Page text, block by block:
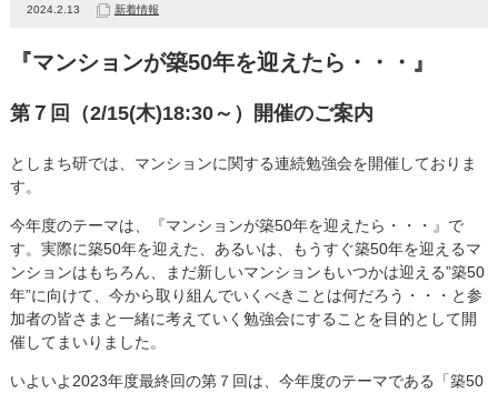
2024.2.13 新着情報
『マンションが築50年を迎えたら・・・』
第７回（2/15(木)18:30～）開催のご案内
としまち研では、マンションに関する連続勉強会を開催しておりま
す。
今年度のテーマは、『マンションが築50年を迎えたら・・・』で
す。実際に築50年を迎えた、あるいは、もうすぐ築50年を迎えるマ
ンションはもちろん、まだ新しいマンションもいつかは迎える”築50
年”に向けて、今から取り組んでいくべきことは何だろう・・・と参
加者の皆さまと一緒に考えていく勉強会にすることを目的として開
催してまいりました。
いよいよ2023年度最終回の第７回は、今年度のテーマである「築50